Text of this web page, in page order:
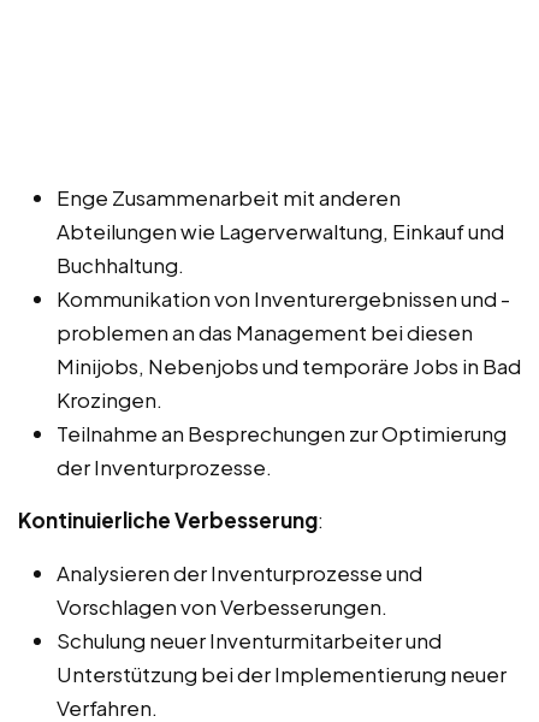
Enge Zusammenarbeit mit anderen
Abteilungen wie Lagerverwaltung, Einkauf und
Buchhaltung.
Kommunikation von Inventurergebnissen und -
problemen an das Management bei diesen
Minijobs, Nebenjobs und temporäre Jobs in Bad
Krozingen.
Teilnahme an Besprechungen zur Optimierung
der Inventurprozesse.
Kontinuierliche Verbesserung:
Analysieren der Inventurprozesse und
Vorschlagen von Verbesserungen.
Schulung neuer Inventurmitarbeiter und
Unterstützung bei der Implementierung neuer
Verfahren.